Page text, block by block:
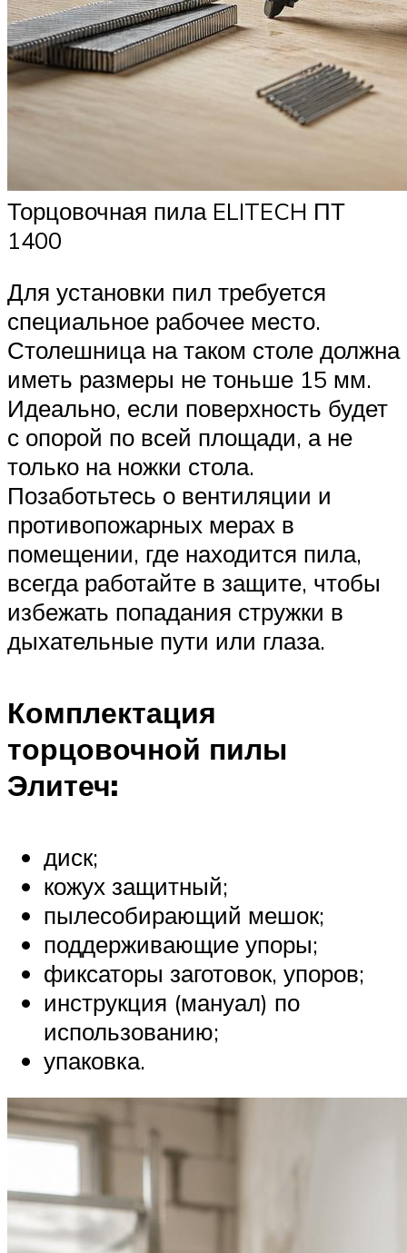
Торцовочная пила ELITECH ПТ
1400
Для установки пил требуется
специальное рабочее место.
Столешница на таком столе должна
иметь размеры не тоньше 15 мм.
Идеально, если поверхность будет
с опорой по всей площади, а не
только на ножки стола.
Позаботьтесь о вентиляции и
противопожарных мерах в
помещении, где находится пила,
всегда работайте в защите, чтобы
избежать попадания стружки в
дыхательные пути или глаза.
Комплектация
торцовочной пилы
Элитеч:
диск;
кожух защитный;
пылесобирающий мешок;
поддерживающие упоры;
фиксаторы заготовок, упоров;
инструкция (мануал) по
использованию;
упаковка.